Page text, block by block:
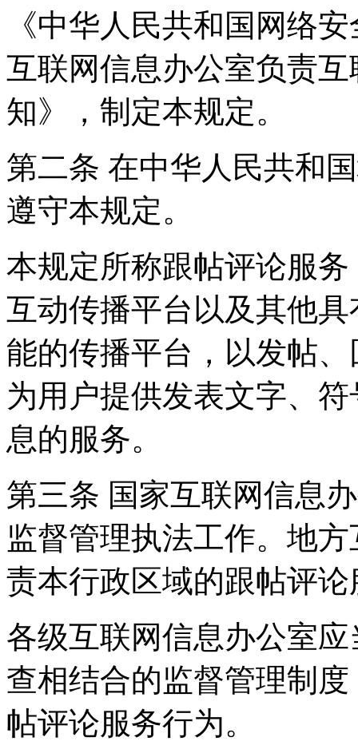
《中华人民共和国网络
互联网信息办公室负责
知》，制定本规定。
第二条 在中华人民共和
遵守本规定。
本规定所称跟帖评论服
互动传播平台以及其他
能的传播平台，以发帖
为用户提供发表文字、
息的服务。
第三条 国家互联网信息
监督管理执法工作。地
责本行政区域的跟帖评
各级互联网信息办公室
查相结合的监督管理制
帖评论服务行为。